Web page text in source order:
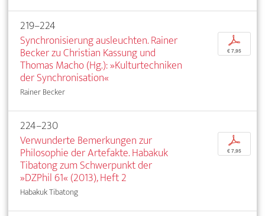
219–224
Synchronisierung ausleuchten. Rainer
Becker zu Christian Kassung und
Thomas Macho (Hg.): »Kulturtechniken
der Synchronisation«
Rainer Becker
p
€ 7,95
224–230
Verwunderte Bemerkungen zur
Philosophie der Artefakte. Habakuk
Tibatong zum Schwerpunkt der
»DZPhil 61« (2013), Heft 2
Habakuk Tibatong
p
€ 7,95